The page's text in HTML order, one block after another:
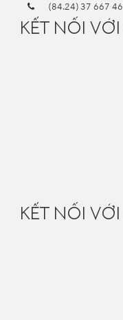
(84.24) 37 667
KẾT NỐI VỚI
KẾT NỐI VỚI